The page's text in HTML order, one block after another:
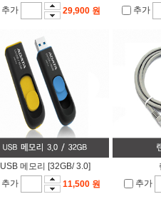
추가
29,900 원
추가
USB 메모리 [32GB/ 3.0]
추가
11,500 원
추가